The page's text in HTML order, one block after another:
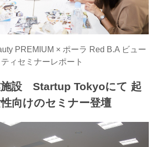
PREMIUM × ポーラ Red B.A ビュー
ティセミナーレポート
施設 Startup Tokyoにて 起
向けのセミナー登壇